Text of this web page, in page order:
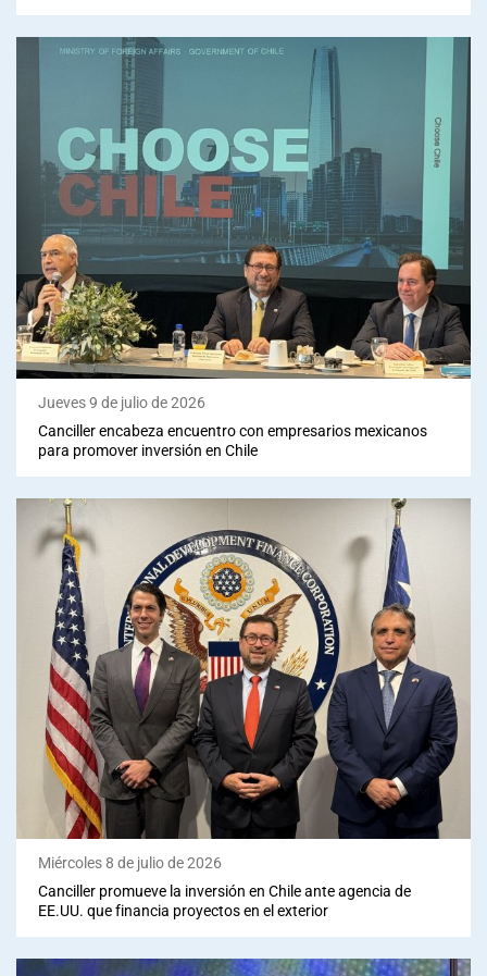
Jueves 9 de julio de 2026
Canciller encabeza encuentro con empresarios mexicanos
para promover inversión en Chile
Miércoles 8 de julio de 2026
Canciller promueve la inversión en Chile ante agencia de
EE.UU. que financia proyectos en el exterior